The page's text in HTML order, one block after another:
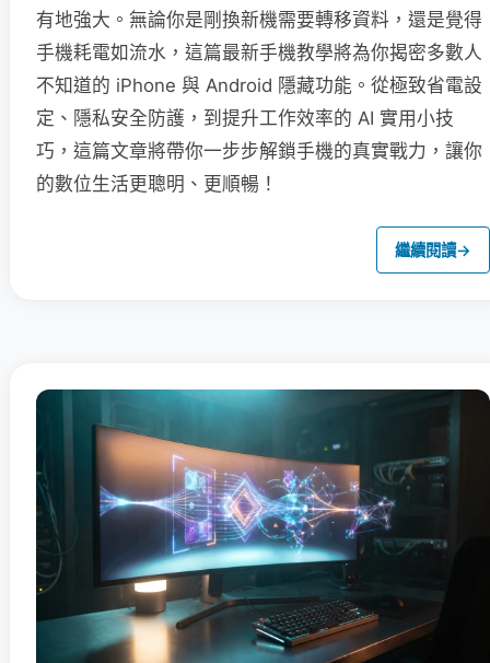
有地強大。無論你是剛換新機需要轉移資料，還是覺得
手機耗電如流水，這篇最新手機教學將為你揭密多數人
不知道的 iPhone 與 Android 隱藏功能。從極致省電設
定、隱私安全防護，到提升工作效率的 AI 實用小技
巧，這篇文章將帶你一步步解鎖手機的真實戰力，讓你
的數位生活更聰明、更順暢！
繼續閱讀→